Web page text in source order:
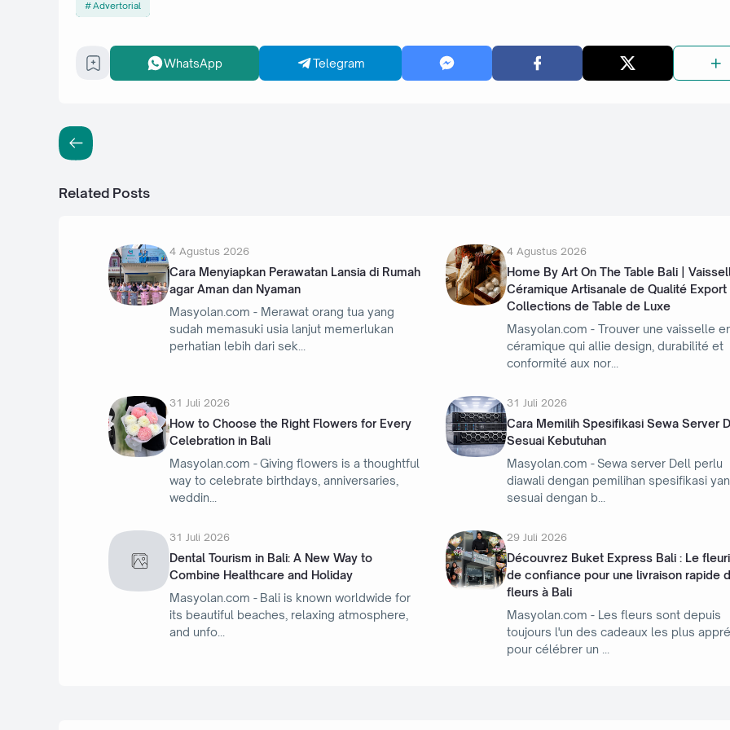
Advertorial
WhatsApp Telegram
Related Posts
4 Agustus 2026
Cara Menyiapkan Perawatan Lansia di Rumah
agar Aman dan Nyaman
Masyolan.com - Merawat orang tua yang
sudah memasuki usia lanjut memerlukan
perhatian lebih dari sek
4 Agustus 2026
Home By Art On The Table Bali |
Céramique Artisanale de Qualité Export
Collections de Table de Luxe
Masyolan.com - Trouver une vaisselle
céramique qui allie design, durabilité et
conformité aux nor
31 Juli 2026
How to Choose the Right Flowers for Every
Celebration in Bali
Masyolan.com - Giving flowers is a thoughtful
way to celebrate birthdays, anniversaries,
weddin
31 Juli 2026
Cara Memilih Spesifikasi Sewa Server
Sesuai Kebutuhan
Masyolan.com - Sewa server Dell perlu
diawali dengan pemilihan spesifikasi
sesuai dengan b
31 Juli 2026
Dental Tourism in Bali: A New Way to
Combine Healthcare and Holiday
Masyolan.com - Bali is known worldwide for
its beautiful beaches, relaxing atmosphere,
and unfo
29 Juli 2026
Découvrez Buket Express Bali : Le
de confiance pour une livraison rapide
fleurs à Bali
Masyolan.com - Les fleurs sont depuis
toujours l'un des cadeaux les plus
pour célébrer un